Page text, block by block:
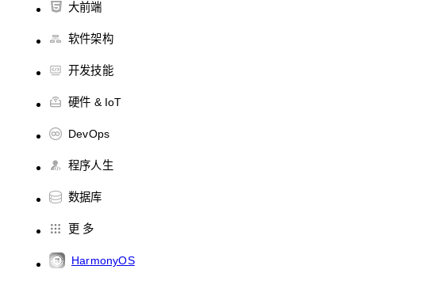
大前端
软件架构
开发技能
硬件 & IoT
DevOps
程序人生
数据库
更 多
HarmonyOS